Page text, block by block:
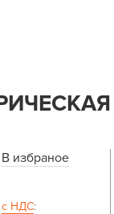
В избраное
с НДС: